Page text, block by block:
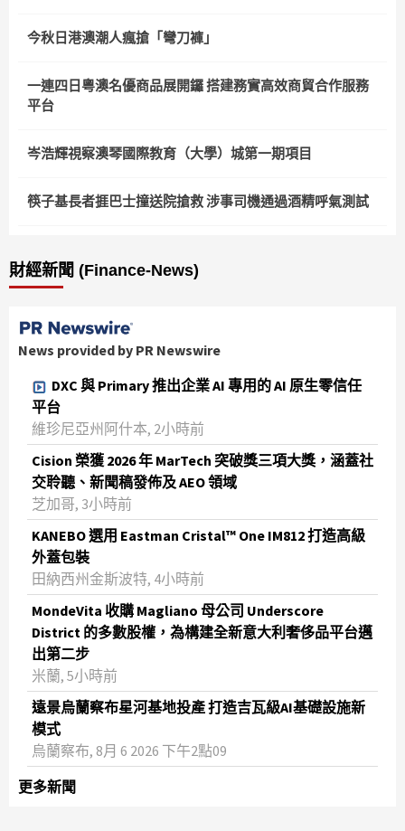
今秋日港澳潮人瘋搶「彎刀褲」
一連四日粵澳名優商品展開鑼 搭建務實高效商貿合作服務
平台
岑浩輝視察澳琴國際教育（大學）城第一期項目
筷子基長者捱巴士撞送院搶救 涉事司機通過酒精呼氣測試
財經新聞 (Finance-News)
News provided by PR Newswire
DXC 與 Primary 推出企業 AI 專用的 AI 原生零信任
平台
維珍尼亞州阿什本, 2小時前
Cision 榮獲 2026 年 MarTech 突破獎三項大獎，涵蓋社
交聆聽、新聞稿發佈及 AEO 領域
芝加哥, 3小時前
KANEBO 選用 Eastman Cristal™ One IM812 打造高級
外蓋包裝
田納西州金斯波特, 4小時前
MondeVita 收購 Magliano 母公司 Underscore
District 的多數股權，為構建全新意大利奢侈品平台邁
出第二步
米蘭, 5小時前
遠景烏蘭察布星河基地投產 打造吉瓦級AI基礎設施新
模式
烏蘭察布, 8月 6 2026 下午2點09
更多新聞